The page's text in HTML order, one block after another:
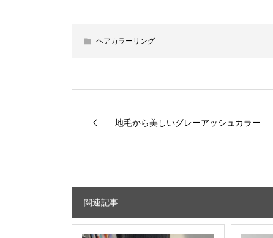
ヘアカラーリング
地毛から美しいグレーアッシュカラー
関連記事